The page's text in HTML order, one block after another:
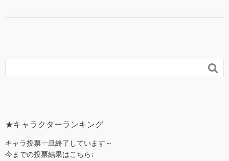

★キャラクターランキング
キャラ投票一旦終了しています～
今までの投票結果はこちら↓